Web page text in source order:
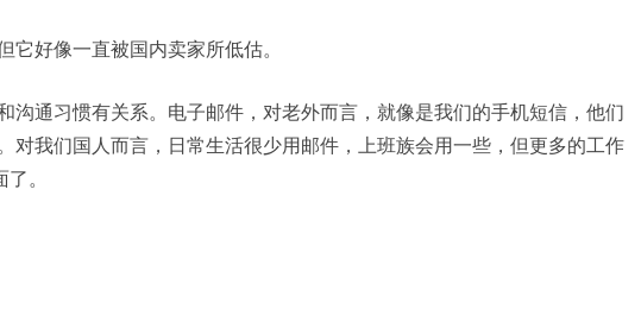
好像一直被国内卖家所低估。
沟通习惯有关系。电子邮件，对老外而言，就像是我们的手机短信，他们
对我们国人而言，日常生活很少用邮件，上班族会用一些，但更多的工作
。